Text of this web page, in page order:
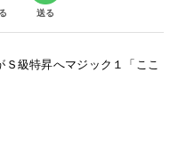
送る
級特昇へマジック１「ここ